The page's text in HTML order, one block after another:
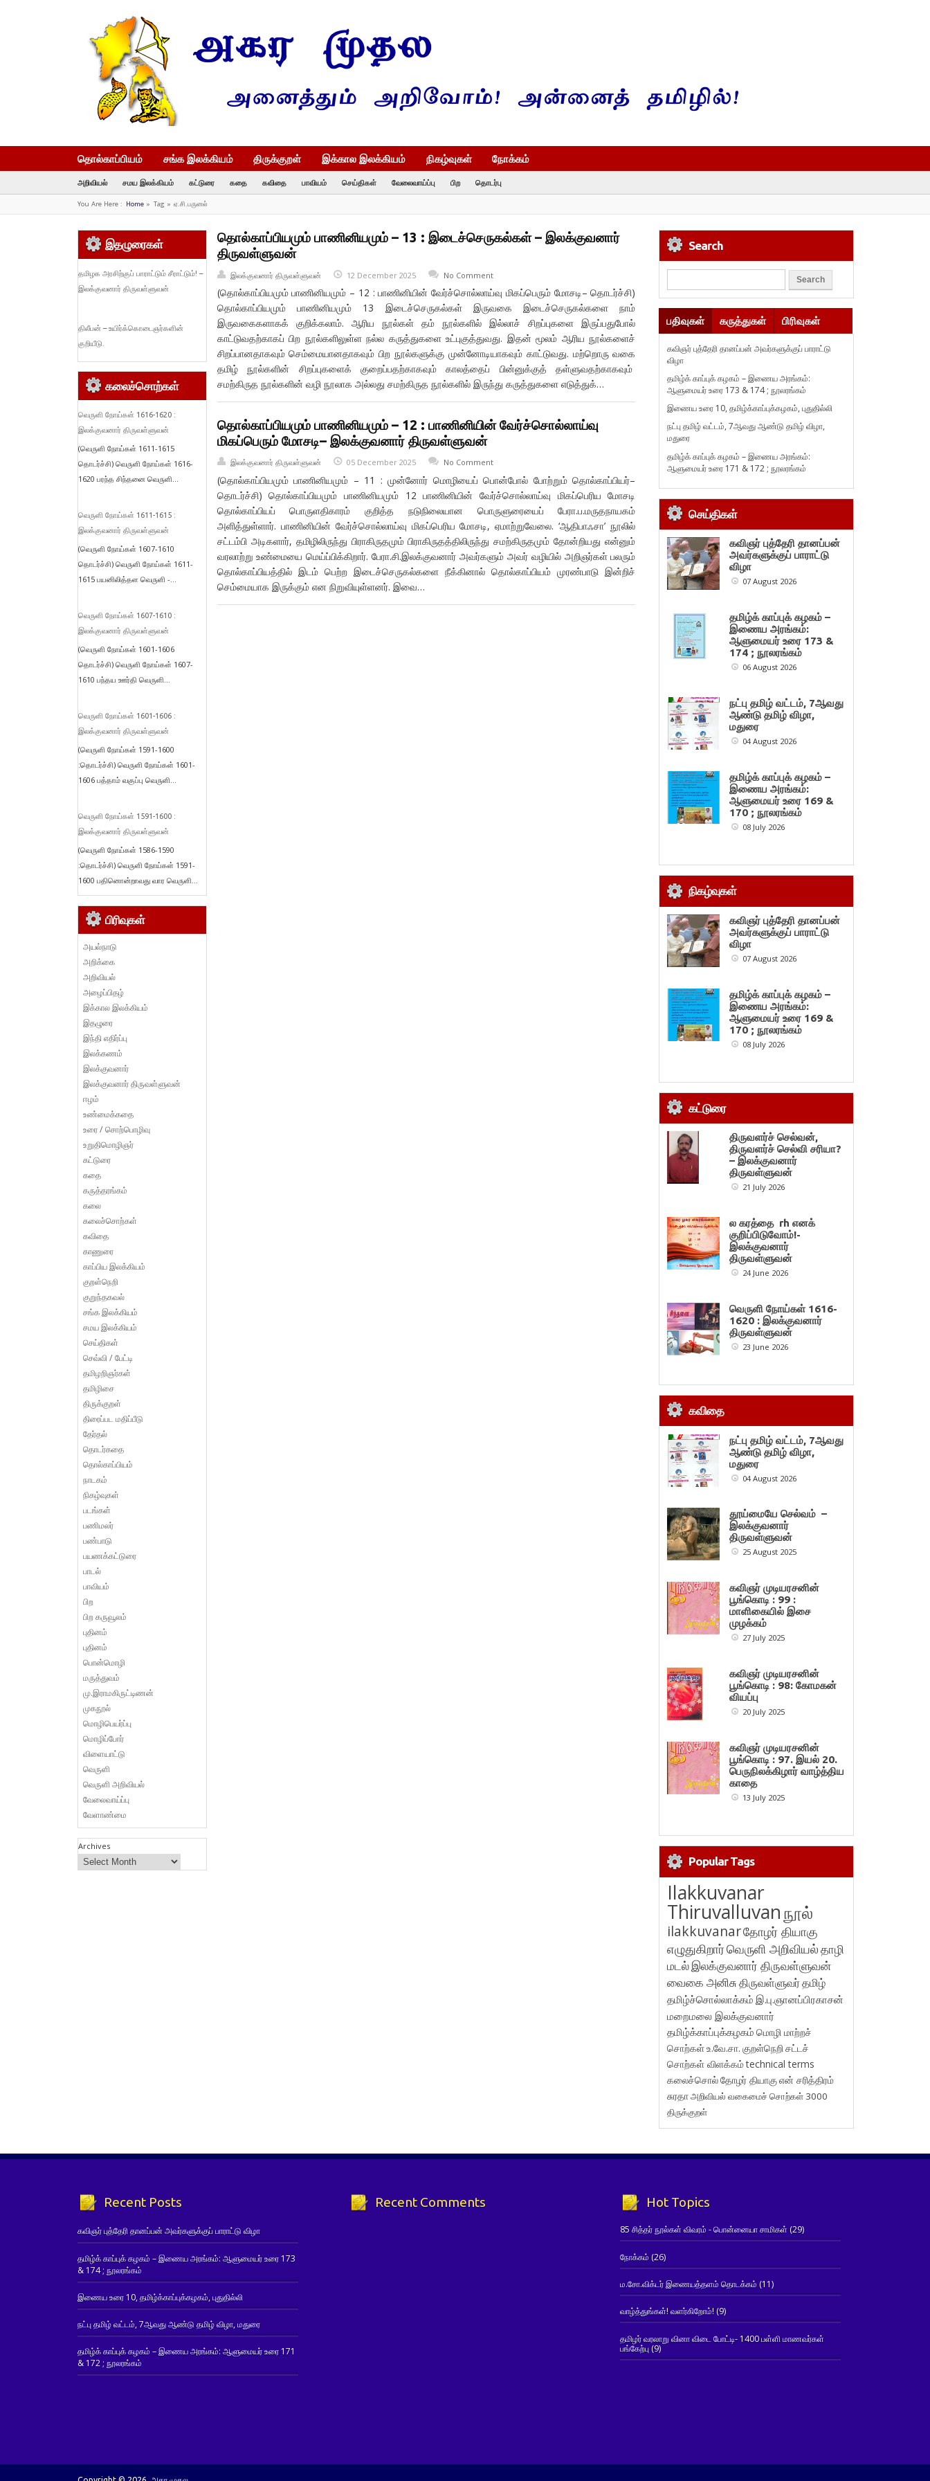
தொல்காப்பியம் சங்க இலக்கியம் திருக்குறள் இக்கால இலக்கியம் நிகழ்வுகள் நோக்கம்
அறிவியல் சமய இலக்கியம் கட்டுரை கதை கவிதை பாவியம் செய்திகள் வேலைவாய்ப்பு பிற தொடர்பு
You Are Here : Home» Tag » ஏ.சி.பருனல்
தொல்காப்பியமும் பாணினியமும் – 13 : இடைச்செருகல்கள் – இலக்குவனார்
திருவள்ளுவன்
இலக்குவனார் திருவள்ளுவன் 12 December 2025 No Comment
(தொல்காப்பியமும் பாணினியமும் – 12 : பாணினியின் வேர்ச்சொல்லாய்வு மிகப்பெரும் மோசடி– தொடர்ச்சி)
தொல்காப்பியமும் பாணினியமும் 13 இடைச்செருகல்கள் இருவகை இடைச்செருகல்களை நாம்
இருவகைகளாகக் குறிக்கலாம். ஆரிய நூல்கள் தம் நூல்களில் இல்லாச் சிறப்புகளை இருப்பதுபோல்
காட்டுவதற்காகப் பிற நூல்களிலுள்ள நல்ல கருத்துகளை உட்புகுத்துவது. இதன் மூலம் ஆரிய நூல்களைச்
சிறப்பானதாகவும் செம்மையானதாகவும் பிற நூல்களுக்கு முன்னோடியாகவும் காட்டுவது. மற்றொரு வகை
தமிழ் நூல்களின் சிறப்புகளைக் குறைப்பதற்காகவும் காலத்தைப் பின்னுக்குத் தள்ளுவதற்காகவும்
சமற்கிருத நூல்களின் வழி நூலாக அல்லது சமற்கிருத நூல்களில் இருந்து கருத்துகளை எடுத்துக்…
தொல்காப்பியமும் பாணினியமும் – 12 : பாணினியின் வேர்ச்சொல்லாய்வு
மிகப்பெரும் மோசடி– இலக்குவனார் திருவள்ளுவன்
இலக்குவனார் திருவள்ளுவன் 05 December 2025 No Comment
(தொல்காப்பியமும் பாணினியமும் – 11 : முன்னோர் மொழியைப் பொன்போல் போற்றும் தொல்காப்பியர்–
தொடர்ச்சி) தொல்காப்பியமும் பாணினியமும் 12 பாணினியின் வேர்ச்சொல்லாய்வு மிகப்பெரிய மோசடி
தொல்காப்பியப் பொருளதிகாரம் குறித்த நடுநிலையான பொருளுரையைப் பேரா.ப.மருதநாயகம்
அளித்துள்ளார். பாணினியின் வேர்ச்சொல்லாய்வு மிகப்பெரிய மோசடி, ஏமாற்றுவேலை. ‘ஆதிபாஃசா’ நூலில்
சட்டம்பி அடிகளார், தமிழிலிருந்து பிராகிருதமும் பிராகிருதத்திலிருந்து சமற்கிருதமும் தோன்றியது என்னும்
வரலாற்று உண்மையை மெய்ப்பிக்கிறார். பேரா.சி.இலக்குவனார் அவர்களும் அவர் வழியில் அறிஞர்கள் பலரும்
தொல்காப்பியத்தில் இடம் பெற்ற இடைச்செருகல்களை நீக்கினால் தொல்காப்பியம் முரண்பாடு இன்றிச்
செம்மையாக இருக்கும் என நிறுவியுள்ளனர். இவை…
இதழுரைகள்
தமிழக அரசிற்குப் பாராட்டும் சீராட்டும்! –
இலக்குவனார் திருவள்ளுவன்
திலீபன் – உயிர்க்கொடைஞர்களின்
குறியீடு.
கலைச்சொற்கள்
வெருளி நோய்கள் 1616-1620 :
இலக்குவனார் திருவள்ளுவன்
(வெருளி நோய்கள் 1611-1615
தொடர்ச்சி) வெருளி நோய்கள் 1616-
1620 பரந்த சிந்தனை வெருளி...
வெருளி நோய்கள் 1611-1615 :
இலக்குவனார் திருவள்ளுவன்
(வெருளி நோய்கள் 1607-1610
தொடர்ச்சி) வெருளி நோய்கள் 1611-
1615 பயனிலித்தள வெருளி -...
வெருளி நோய்கள் 1607-1610 :
இலக்குவனார் திருவள்ளுவன்
(வெருளி நோய்கள் 1601-1606
தொடர்ச்சி) வெருளி நோய்கள் 1607-
1610 பந்தய ஊர்தி வெருளி...
வெருளி நோய்கள் 1601-1606 :
இலக்குவனார் திருவள்ளுவன்
(வெருளி நோய்கள் 1591-1600
:தொடர்ச்சி) வெருளி நோய்கள் 1601-
1606 பத்தாம் வகுப்பு வெருளி...
வெருளி நோய்கள் 1591-1600 :
இலக்குவனார் திருவள்ளுவன்
(வெருளி நோய்கள் 1586-1590
:தொடர்ச்சி) வெருளி நோய்கள் 1591-
1600 பதினொன்றாவது வார வெருளி...
பிரிவுகள்
அயல்நாடு
அறிக்கை
அறிவியல்
அழைப்பிதழ்
இக்கால இலக்கியம்
இதழுரை
இந்தி எதிர்ப்பு
இலக்கணம்
இலக்குவனார்
இலக்குவனார் திருவள்ளுவன்
ஈழம்
உண்மைக்கதை
உரை / சொற்பொழிவு
உறுதிமொழிஞர்
கட்டுரை
கதை
கருத்தரங்கம்
கலை
கலைச்சொற்கள்
கவிதை
காணுரை
காப்பிய இலக்கியம்
குறள்நெறி
குறுந்தகவல்
சங்க இலக்கியம்
சமய இலக்கியம்
செய்திகள்
செவ்வி / பேட்டி
தமிழறிஞர்கள்
தமிழிசை
திருக்குறள்
திரைப்பட மதிப்பீடு
தேர்தல்
தொடர்கதை
தொல்காப்பியம்
நாடகம்
நிகழ்வுகள்
படங்கள்
பணிமலர்
பண்பாடு
பயணக்கட்டுரை
பாடல்
பாவியம்
பிற
பிற கருவூலம்
புதினம்
புதினம்
பொன்மொழி
மருத்துவம்
மு.இராமகிருட்டிணன்
முகநூல்
மொழிபெயர்ப்பு
மொழிப்போர்
விளையாட்டு
வெருளி
வெருளி அறிவியல்
வேலைவாய்ப்பு
வேளாண்மை
Archives
Search
பதிவுகள் கருத்துகள் பிரிவுகள்
கவிஞர் புத்தேரி தானப்பன் அவர்களுக்குப் பாராட்டு
விழா
தமிழ்க் காப்புக் கழகம் – இணைய அரங்கம்:
ஆளுமையர் உரை 173 & 174 ; நூலரங்கம்
இணைய உரை 10, தமிழ்க்காப்புக்கழகம், புதுதில்லி
நட்பு தமிழ் வட்டம், 7ஆவது ஆண்டு தமிழ் விழா,
மதுரை
தமிழ்க் காப்புக் கழகம் – இணைய அரங்கம்:
ஆளுமையர் உரை 171 & 172 ; நூலரங்கம்
செய்திகள்
கவிஞர் புத்தேரி தானப்பன்
அவர்களுக்குப் பாராட்டு
விழா
07 August 2026
தமிழ்க் காப்புக் கழகம் –
இணைய அரங்கம்:
ஆளுமையர் உரை 173 &
174 ; நூலரங்கம்
06 August 2026
நட்பு தமிழ் வட்டம், 7ஆவது
ஆண்டு தமிழ் விழா,
மதுரை
04 August 2026
தமிழ்க் காப்புக் கழகம் –
இணைய அரங்கம்:
ஆளுமையர் உரை 169 &
170 ; நூலரங்கம்
08 July 2026
நிகழ்வுகள்
கவிஞர் புத்தேரி தானப்பன்
அவர்களுக்குப் பாராட்டு
விழா
07 August 2026
தமிழ்க் காப்புக் கழகம் –
இணைய அரங்கம்:
ஆளுமையர் உரை 169 &
170 ; நூலரங்கம்
08 July 2026
கட்டுரை
திருவளர்ச் செல்வன்,
திருவளர்ச் செல்வி சரியா?
– இலக்குவனார்
திருவள்ளுவன்
21 July 2026
ல கரத்தை rh எனக்
குறிப்பிடுவோம்!-
இலக்குவனார்
திருவள்ளுவன்
24 June 2026
வெருளி நோய்கள் 1616-
1620 : இலக்குவனார்
திருவள்ளுவன்
23 June 2026
கவிதை
நட்பு தமிழ் வட்டம், 7ஆவது
ஆண்டு தமிழ் விழா,
மதுரை
04 August 2026
தூய்மையே செல்வம் –
இலக்குவனார்
திருவள்ளுவன்
25 August 2025
கவிஞர் முடியரசனின்
பூங்கொடி : 99 :
மாளிகையில் இசை
முழக்கம்
27 July 2025
கவிஞர் முடியரசனின்
பூங்கொடி : 98: கோமகன்
வியப்பு
20 July 2025
கவிஞர் முடியரசனின்
பூங்கொடி : 97. இயல் 20.
பெருநிலக்கிழார் வாழ்த்திய
காதை
13 July 2025
Popular Tags
Ilakkuvanar
Thiruvalluvanநூல்
ilakkuvanarதோழர் தியாகு
எழுதுகிறார்வெருளி அறிவியல்தாழி
மடல்இலக்குவனார் திருவள்ளுவன்
வைகை அனிசுதிருவள்ளுவர்தமிழ்
தமிழ்ச்சொல்லாக்கம் இ.பு.ஞானப்பிரகாசன்
மறைமலை இலக்குவனார்
தமிழ்க்காப்புக்கழகம் மொழி மாற்றச்
சொற்கள்உ.வே.சா. குறள்நெறி சட்டச்
சொற்கள் விளக்கம்technical terms
கலைச்சொல்தோழர் தியாகுஎன் சரித்திரம்
சுரதாஅறிவியல் வகைமைச் சொற்கள் 3000
திருக்குறள்
Recent Posts
கவிஞர் புத்தேரி தானப்பன் அவர்களுக்குப் பாராட்டு விழா
தமிழ்க் காப்புக் கழகம் – இணைய அரங்கம்: ஆளுமையர் உரை 173
& 174 ; நூலரங்கம்
இணைய உரை 10, தமிழ்க்காப்புக்கழகம், புதுதில்லி
நட்பு தமிழ் வட்டம், 7ஆவது ஆண்டு தமிழ் விழா, மதுரை
தமிழ்க் காப்புக் கழகம் – இணைய அரங்கம்: ஆளுமையர் உரை 171
& 172 ; நூலரங்கம்
Recent Comments Hot Topics
85 சித்தர் நூல்கள் விவரம் - பொன்னையா சாமிகள் (29)
நோக்கம் (26)
ம.சோ.விக்டர் இணையத்தளம் தொடக்கம் (11)
வாழ்த்துங்கள்! வளர்கிறோம்! (9)
தமிழர் வரலாறு வினா விடை போட்டி- 1400 பள்ளி மாணவர்கள்
பங்கேற்பு(9)